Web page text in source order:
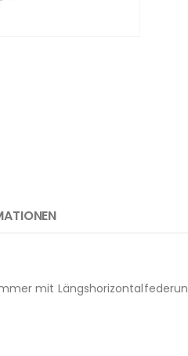
mit